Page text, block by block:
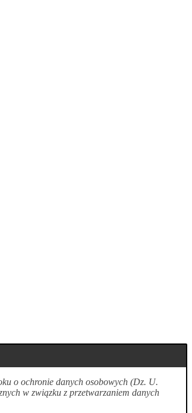
o ochronie danych osobowych (Dz. U.
w związku z przetwarzaniem danych